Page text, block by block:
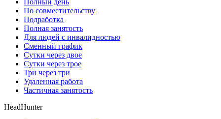
Полный день
По совместительству
Подработка
Полная занятость
Для людей с инвалидностью
Сменный график
Сутки через двое
Сутки через трое
Три через три
Удаленная работа
Частичная занятость
HeadHunter